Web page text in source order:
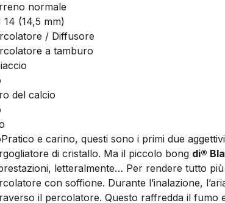
normale
14 (14,5 mm)
/ Diffusore
a tamburo
del calcio
Pratico e carino, questi sono i primi due
di cristallo. Ma il piccolo bong di®
letteralmente… Per rendere tutto
con soffione. Durante l’inalazione,
il percolatore. Questo raffredda il fumo